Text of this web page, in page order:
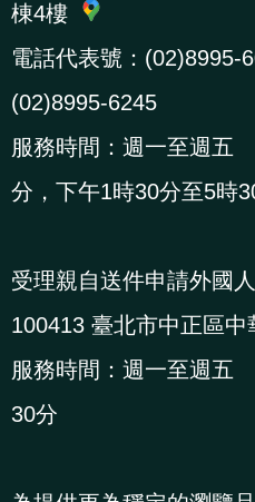
導
覽
信
箱
客
服
資
訊
g
l
h
頁
S
私
及
資
訊
棟4樓
電話代表號：(02)8995-
(02)8995-6245
服務時間：週一至週五
分，下午1時30分至5時
受理親自送件申請外國
100413 臺北市中正區
服務時間：週一至週五
30分